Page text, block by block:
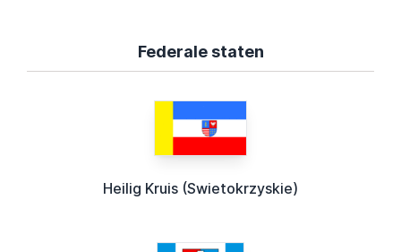
Federale staten
Heilig Kruis (Swietokrzyskie)